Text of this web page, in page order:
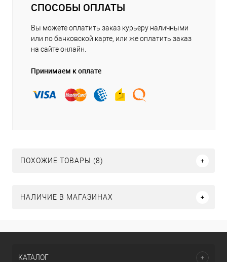
СПОСОБЫ ОПЛАТЫ
Вы можете оплатить заказ курьеру наличными
или по банковской карте, или же оплатить заказ
на сайте онлайн.
Принимаем к оплате
ПОХОЖИЕ ТОВАРЫ (8)
НАЛИЧИЕ В МАГАЗИНАХ
КАТАЛОГ